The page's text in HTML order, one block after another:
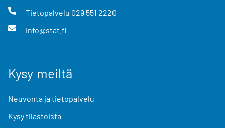
Tietopalvelu 029 551 2220
info@stat.fi
Kysy meiltä
Neuvonta ja tietopalvelu
Kysy tilastoista